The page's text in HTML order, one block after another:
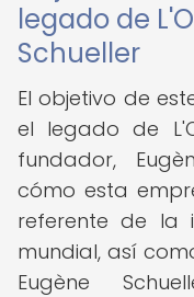
legado de
Schueller
El objetivo de
el legado de
fundador,
cómo esta
referente de la
mundial, así
Eugène